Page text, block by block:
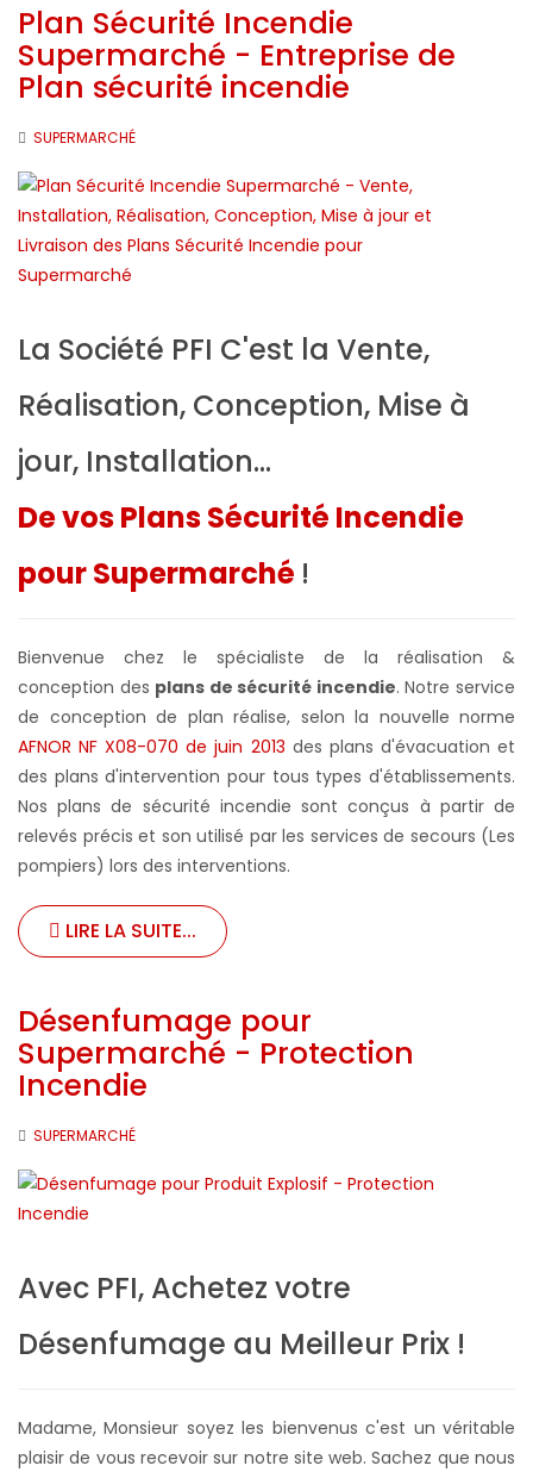
Plan Sécurité Incendie
Supermarché - Entreprise de
Plan sécurité incendie
SUPERMARCHÉ
La Société PFI C'est la Vente,
Réalisation, Conception, Mise à
jour, Installation...
De vos Plans Sécurité Incendie
pour Supermarché !
Bienvenue chez le spécialiste de la réalisation &
conception des plans de sécurité incendie. Notre service
de conception de plan réalise, selon la nouvelle norme
AFNOR NF X08-070 de juin 2013 des plans d'évacuation et
des plans d'intervention pour tous types d'établissements.
Nos plans de sécurité incendie sont conçus à partir de
relevés précis et son utilisé par les services de secours (Les
pompiers) lors des interventions.
LIRE LA SUITE...
Désenfumage pour
Supermarché - Protection
Incendie
SUPERMARCHÉ
Avec PFI, Achetez votre
Désenfumage au Meilleur Prix !
Madame, Monsieur soyez les bienvenus c'est un véritable
plaisir de vous recevoir sur notre site web. Sachez que nous